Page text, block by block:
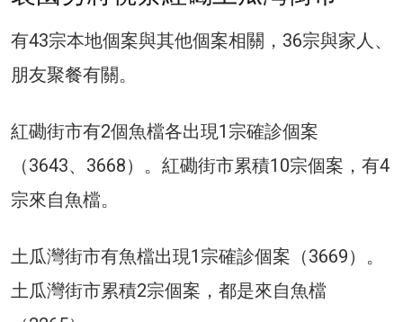
有43宗本地個案與其他個案相關，36宗與家人、
朋友聚餐有關。
紅磡街市有2個魚檔各出現1宗確診個案
（3643、3668）。紅磡街市累積10宗個案，有4
宗來自魚檔。
土瓜灣街市有魚檔出現1宗確診個案（3669）。
土瓜灣街市累積2宗個案，都是來自魚檔